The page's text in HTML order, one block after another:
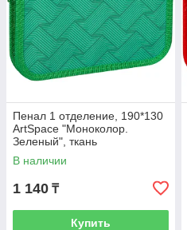
Пенал 1 отделение, 190*130
ArtSpace "Моноколор.
Зеленый", ткань
В наличии
1 140 ₸
Купить